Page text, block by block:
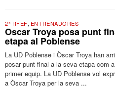
2ª RFEF, ENTRENADORES
Oscar Troya posa punt
etapa al Poblense
La UD Poblense i Òscar Troya han
posar punt final a la seva etapa com
primer equip. La UD Poblense vol
a Òscar Troya per la seva ...